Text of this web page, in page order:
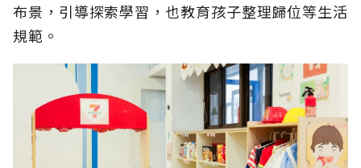
布景，引導探索學習，也教育孩子整理歸位等生活
規範。